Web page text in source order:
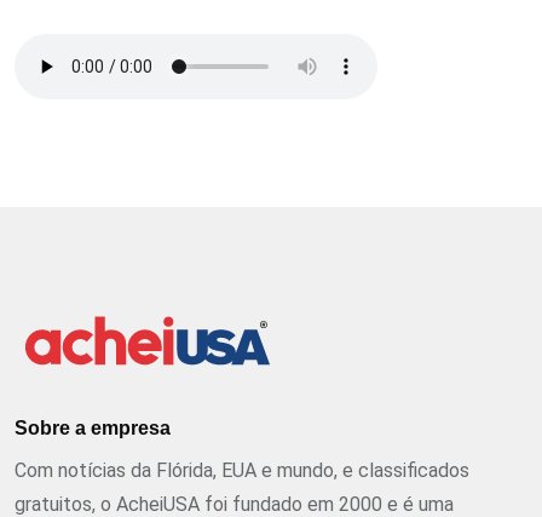
Sobre a empresa
Com notícias da Flórida, EUA e mundo, e classificados
gratuitos, o AcheiUSA foi fundado em 2000 e é uma